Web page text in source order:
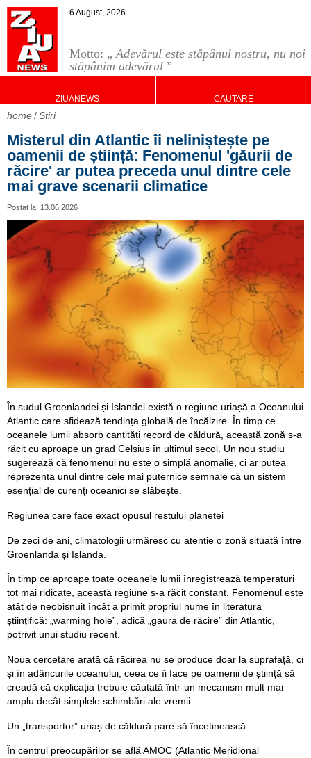
Motto: „Adevărul este stăpânul nostru, nu noi
stăpânim adevărul ”
6 August, 2026
ZIUANEWS CAUTARE
home Stiri
Misterul din Atlantic îi neliniștește pe
oamenii de știință: Fenomenul 'găurii de
răcire' ar putea preceda unul dintre cele
mai grave scenarii climatice
Postat la: 13.06.2026 |
În sudul Groenlandei și Islandei există o regiune uriașă a Oceanului
Atlantic care sfidează tendința globală de încălzire. În timp ce
oceanele lumii absorb cantități record de căldură, această zonă s-a
răcit cu aproape un grad Celsius în ultimul secol. Un nou studiu
sugerează că fenomenul nu este o simplă anomalie, ci ar putea
reprezenta unul dintre cele mai puternice semnale că un sistem
esențial de curenți oceanici se slăbește.
Regiunea care face exact opusul restului planetei
De zeci de ani, climatologii urmăresc cu atenție o zonă situată între
Groenlanda și Islanda.
În timp ce aproape toate oceanele lumii înregistrează temperaturi
tot mai ridicate, această regiune s-a răcit constant. Fenomenul este
atât de neobișnuit încât a primit propriul nume în literatura
științifică: „warming hole”, adică „gaura de răcire” din Atlantic,
potrivit unui studiu recent.
Noua cercetare arată că răcirea nu se produce doar la suprafață, ci
și în adâncurile oceanului, ceea ce îi face pe oamenii de știință să
creadă că explicația trebuie căutată într-un mecanism mult mai
amplu decât simplele schimbări ale vremii.
Un „transportor” uriaș de căldură pare să încetinească
În centrul preocupărilor se află AMOC (Atlantic Meridional